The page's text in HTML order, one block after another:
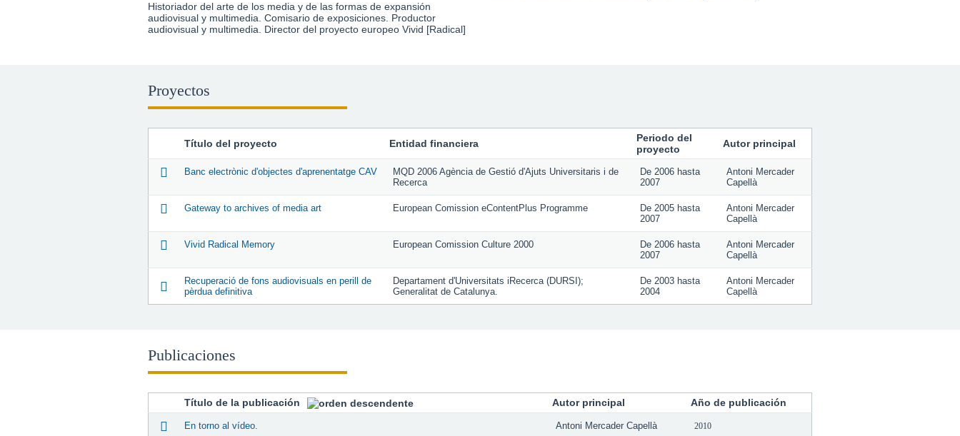
Historiador del arte de los media y de las formas de expansión
audiovisual y multimedia. Comisario de exposiciones. Productor
audiovisual y multimedia. Director del proyecto europeo Vivid [Radical]
Proyectos
Título del proyecto Entidad financiera
Periodo del
proyecto
Autor principal
Banc electrònic d'objectes d'aprenentatge CAV
MQD 2006 Agència de Gestió d'Ajuts Universitaris i de
Recerca
De 2006 hasta
2007
Antoni Mercader
Capellà
Gateway to archives of media art European Comission eContentPlus Programme De 2005 hasta
2007
Antoni Mercader
Capellà
Vivid Radical Memory European Comission Culture 2000 De 2006 hasta
2007
Antoni Mercader
Capellà
Recuperació de fons audiovisuals en perill de
pèrdua definitiva
Departament d'­Universitats iRecerca (DURSI);
Generalitat de Catalunya.
De 2003 hasta
2004
Antoni Mercader
Capellà
Publicaciones
Título de la publicación Autor principal Año de publicación
En torno al vídeo. Antoni Mercader Capellà 2010